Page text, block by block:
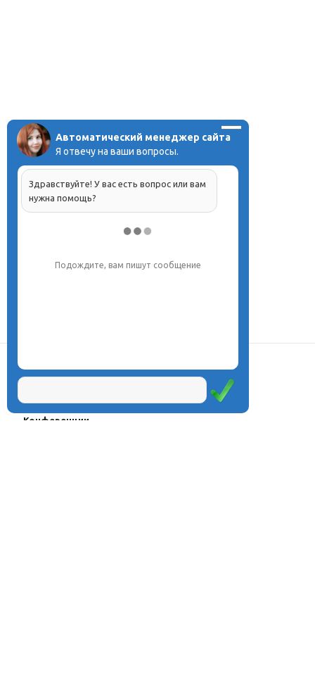
Проекты
Олимпиады
Конферeнции
Автоматический менеджер сайта
Я отвечу на ваши вопросы.
Здравствуйте! У вас есть вопрос или вам
нужна помощь?
Подождите, вам пишут сообщение